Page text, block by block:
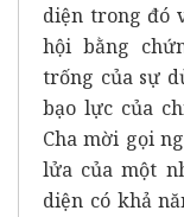
diện trong đó
hội bằng
trống của sự
bạo lực của
Cha mời gọi
lửa của một
diện có khả